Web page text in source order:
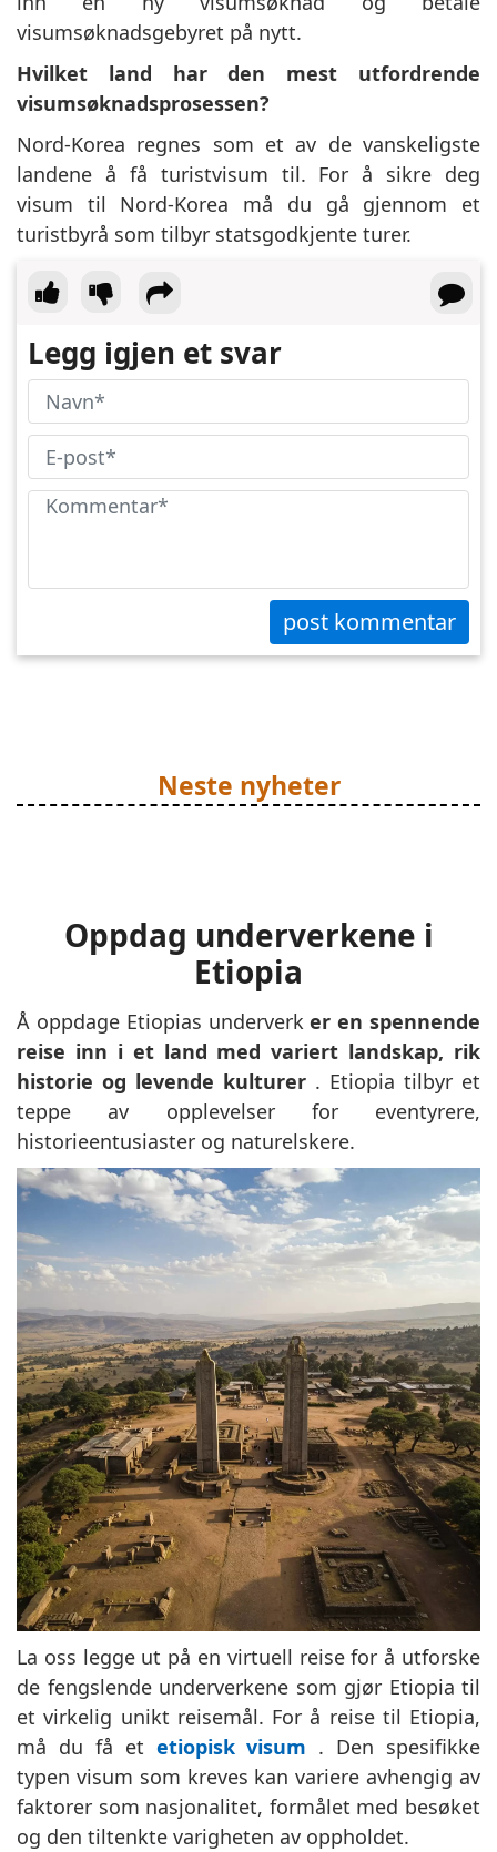
visumsøknadsgebyret på nytt.
Hvilket land har den mest utfordrende
visumsøknadsprosessen?
Nord-Korea regnes som et av de vanskeligste
landene å få turistvisum til. For å sikre deg
visum til Nord-Korea må du gå gjennom et
turistbyrå som tilbyr statsgodkjente turer.
Legg igjen et svar
post kommentar
Neste nyheter
Oppdag underverkene i
Etiopia
Å oppdage Etiopias underverker en spennende
reise inn i et land med variert landskap, rik
historie og levende kulturer . Etiopia tilbyr et
teppe av opplevelser for eventyrere,
historieentusiaster og naturelskere.
La oss legge ut på en virtuell reise for å utforske
de fengslende underverkene som gjør Etiopia til
et virkelig unikt reisemål. For å reise til Etiopia,
må du få et etiopisk visum . Den spesifikke
typen visum som kreves kan variere avhengig av
faktorer som nasjonalitet, formålet med besøket
og den tiltenkte varigheten av oppholdet.